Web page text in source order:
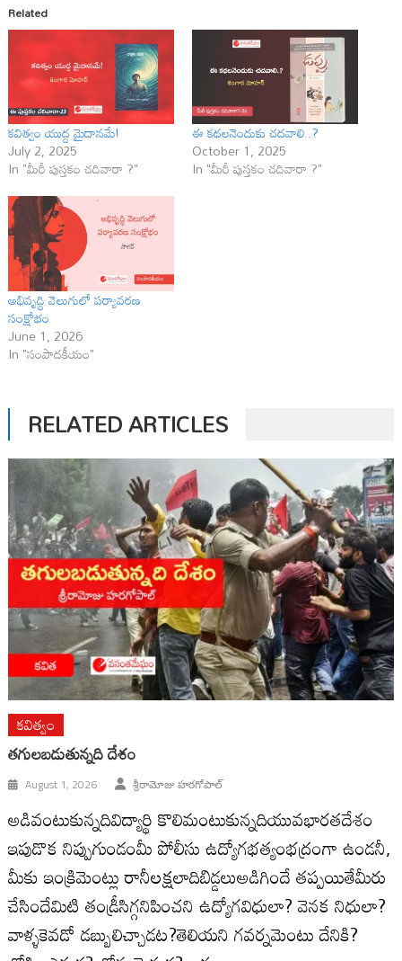
Related
కవిత్వం యుద్ద మైదానమే!
July 2, 2025
In "మీరీ పుస్తకం చదివారా ?"
ఈ కథలనెందుకు చదవాలి..?
October 1, 2025
In "మీరీ పుస్తకం చదివారా ?"
అభివృద్ధి వెలుగులో పర్యావరణ
సంక్షోభం
June 1, 2026
In "సంపాదకీయం"
RELATED ARTICLES
కవిత్వం
తగులబడుతున్నది దేశం
August 1, 2026 శ్రీరామోజు హరగోపాల్
అడివంటుకున్నదివిద్యార్థి కొలిమంటుకున్నదియువభారతదేశం
ఇపుడొక నిప్పుగుండంమీ పోలీసు ఉద్యోగభత్యంభద్రంగా ఉండనీ,
మీకు ఇంక్రిమెంట్లు రానీలక్షలాదిబిడ్డలుఅడిగిందే తప్పయితేమీరు
చేసిందేమిటి తండ్రీసిగ్గనిపించని ఉద్యోగవిధులా? వెనక నిధులా?
వాళ్ళకెవడో డబ్బులిచ్చాడట?తెలియని గవర్నమెంటు దేనికి?